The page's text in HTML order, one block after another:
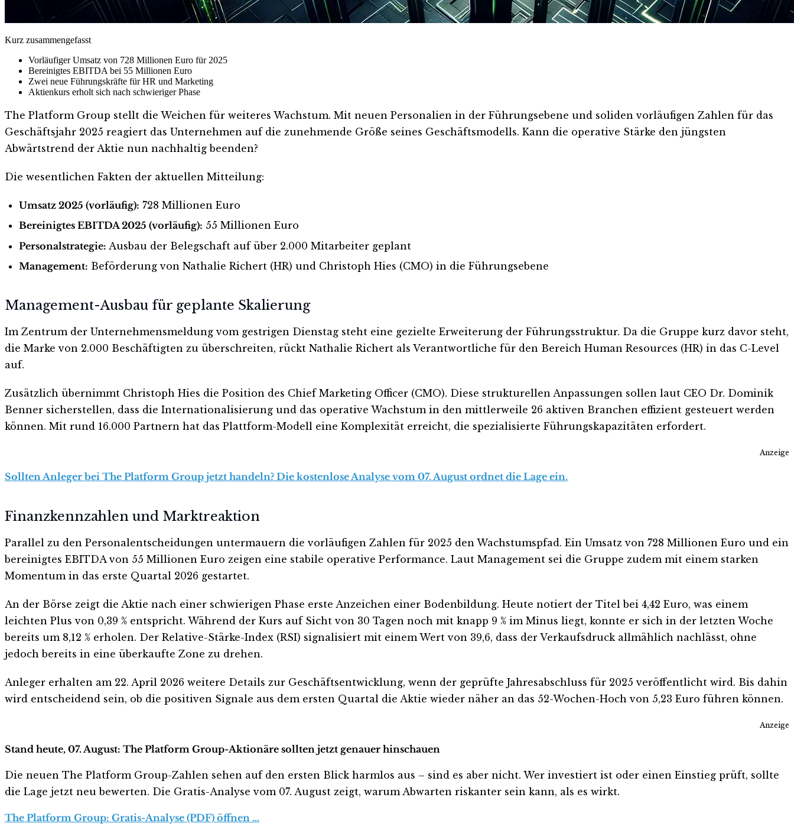
Kurz zusammengefasst
Vorläufiger Umsatz von 728 Millionen Euro für 2025
Bereinigtes EBITDA bei 55 Millionen Euro
Zwei neue Führungskräfte für HR und Marketing
Aktienkurs erholt sich nach schwieriger Phase
The Platform Group stellt die Weichen für weiteres Wachstum. Mit neuen Personalien in der Führungsebene und soliden vorläufigen Zahlen für das
Geschäftsjahr 2025 reagiert das Unternehmen auf die zunehmende Größe seines Geschäftsmodells. Kann die operative Stärke den jüngsten
Abwärtstrend der Aktie nun nachhaltig beenden?
Die wesentlichen Fakten der aktuellen Mitteilung:
Umsatz 2025 (vorläufig): 728 Millionen Euro
Bereinigtes EBITDA 2025 (vorläufig): 55 Millionen Euro
Personalstrategie: Ausbau der Belegschaft auf über 2.000 Mitarbeiter geplant
Management: Beförderung von Nathalie Richert (HR) und Christoph Hies (CMO) in die Führungsebene
Management-Ausbau für geplante Skalierung
Im Zentrum der Unternehmensmeldung vom gestrigen Dienstag steht eine gezielte Erweiterung der Führungsstruktur. Da die Gruppe kurz davor steht,
die Marke von 2.000 Beschäftigten zu überschreiten, rückt Nathalie Richert als Verantwortliche für den Bereich Human Resources (HR) in das C-Level
auf.
Zusätzlich übernimmt Christoph Hies die Position des Chief Marketing Officer (CMO). Diese strukturellen Anpassungen sollen laut CEO Dr. Dominik
Benner sicherstellen, dass die Internationalisierung und das operative Wachstum in den mittlerweile 26 aktiven Branchen effizient gesteuert werden
können. Mit rund 16.000 Partnern hat das Plattform-Modell eine Komplexität erreicht, die spezialisierte Führungskapazitäten erfordert.
Anzeige
Sollten Anleger bei The Platform Group jetzt handeln? Die kostenlose Analyse vom 07. August ordnet die Lage ein.
Finanzkennzahlen und Marktreaktion
Parallel zu den Personalentscheidungen untermauern die vorläufigen Zahlen für 2025 den Wachstumspfad. Ein Umsatz von 728 Millionen Euro und ein
bereinigtes EBITDA von 55 Millionen Euro zeigen eine stabile operative Performance. Laut Management sei die Gruppe zudem mit einem starken
Momentum in das erste Quartal 2026 gestartet.
An der Börse zeigt die Aktie nach einer schwierigen Phase erste Anzeichen einer Bodenbildung. Heute notiert der Titel bei 4,42 Euro, was einem
leichten Plus von 0,39 % entspricht. Während der Kurs auf Sicht von 30 Tagen noch mit knapp 9 % im Minus liegt, konnte er sich in der letzten Woche
bereits um 8,12 % erholen. Der Relative-Stärke-Index (RSI) signalisiert mit einem Wert von 39,6, dass der Verkaufsdruck allmählich nachlässt, ohne
jedoch bereits in eine überkaufte Zone zu drehen.
Anleger erhalten am 22. April 2026 weitere Details zur Geschäftsentwicklung, wenn der geprüfte Jahresabschluss für 2025 veröffentlicht wird. Bis dahin
wird entscheidend sein, ob die positiven Signale aus dem ersten Quartal die Aktie wieder näher an das 52-Wochen-Hoch von 5,23 Euro führen können.
Anzeige
Stand heute, 07. August: The Platform Group-Aktionäre sollten jetzt genauer hinschauen
Die neuen The Platform Group-Zahlen sehen auf den ersten Blick harmlos aus – sind es aber nicht. Wer investiert ist oder einen Einstieg prüft, sollte
die Lage jetzt neu bewerten. Die Gratis-Analyse vom 07. August zeigt, warum Abwarten riskanter sein kann, als es wirkt.
The Platform Group: Gratis-Analyse (PDF) öffnen …